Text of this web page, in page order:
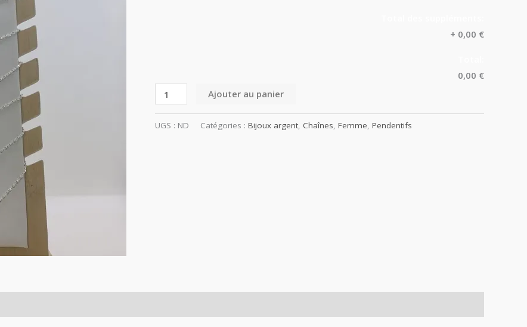
+ 0,00 €
0,00 €
Ajouter au panier
UGS : ND Catégories : Bijoux argent, Chaînes, Femme, Pendentifs